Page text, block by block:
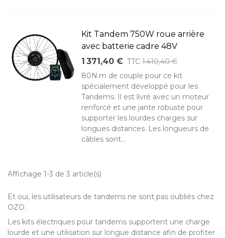
Kit Tandem 750W roue arrière
avec batterie cadre 48V
1 371,40 € TTC 1 410,40 €
80N.m de couple pour ce kit
spécialement développé pour les
Tandems. Il est livré avec un moteur
renforcé et une jante robuste pour
supporter les lourdes charges sur
longues distances. Les longueurs de
câbles sont...
Affichage 1-3 de 3 article(s)
Et oui, les utilisateurs de tandems ne sont pas oubliés chez
OZO.
Les kits électriques pour tandems supportent une charge
lourde et une utilisation sur longue distance afin de profiter